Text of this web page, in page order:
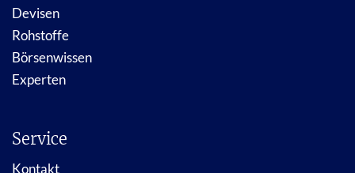
Devisen
Rohstoffe
Börsenwissen
Experten
Service
Kontakt